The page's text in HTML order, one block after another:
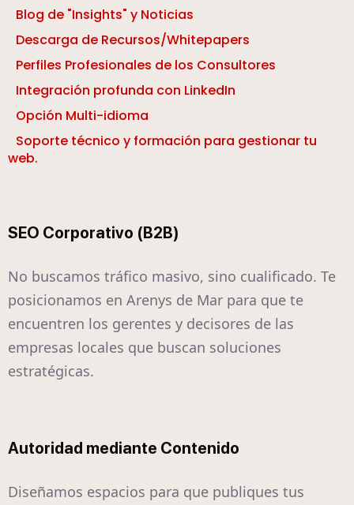
Blog de "Insights" y Noticias
Descarga de Recursos/Whitepapers
Perfiles Profesionales de los Consultores
Integración profunda con LinkedIn
Opción Multi-idioma
Soporte técnico y formación para gestionar tu
web.
SEO Corporativo (B2B)
No buscamos tráfico masivo, sino cualificado. Te
posicionamos en Arenys de Mar para que te
encuentren los gerentes y decisores de las
empresas locales que buscan soluciones
estratégicas.
Autoridad mediante Contenido
Diseñamos espacios para que publiques tus